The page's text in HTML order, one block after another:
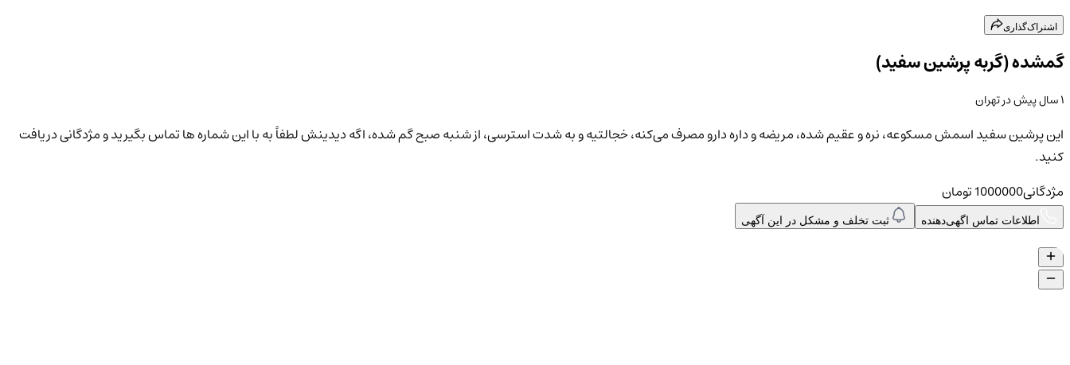
اشتراک‌گذاری
گمشده (گربه پرشین سفید)
۱ سال پیش درتهران
این پرشین سفید اسمش مسکوعه، نره و عقیم شده، مریضه و داره دارو مصرف می‌کنه، خجالتیه و به شدت استرسی، از شنبه صبح گم شده، اگه دیدینش لطفاً به با این شماره ها تماس بگیرید و مژدگانی دریافت
کنید.
مژدگانی1000000تومان
اطلاعات تماس اگهی‌دهنده ثبت تخلف و مشکل در این آگهی